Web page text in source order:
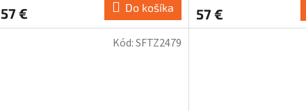
57 € Do košíka 57 €
Kód:SFTZ2479